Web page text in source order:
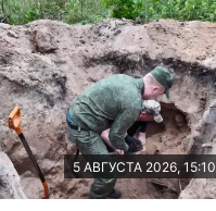
5 АВГУСТА 2026, 15:10